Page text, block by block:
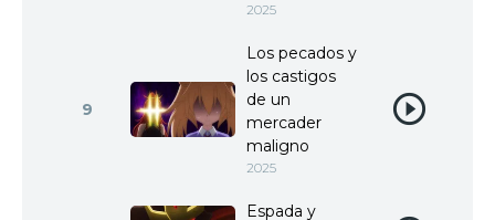
2025
9
Los pecados y
los castigos
de un
mercader
maligno
2025
Espada y